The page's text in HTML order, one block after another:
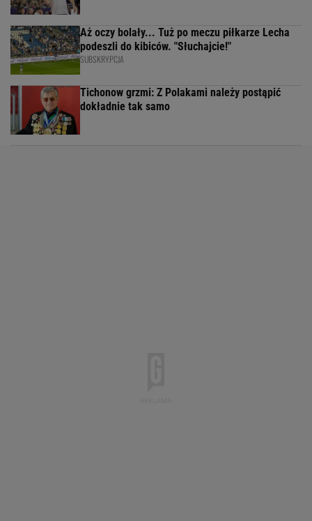
Aż oczy bolały... Tuż po meczu piłkarze Lecha
podeszli do kibiców. "Słuchajcie!"
SUBSKRYPCJA
Tichonow grzmi: Z Polakami należy postąpić
dokładnie tak samo